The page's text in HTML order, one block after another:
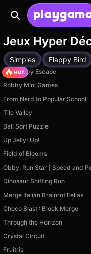
Jeux Hyper
Simples Flappy Bird
Your Obby Escape
Robby Mini Games
From Nerd to Popular School
Tile Valley
Ball Sort Puzzle
Up Jelly! Up!
Field of Blooms
Obby: Run Star | Speed and
Dinosaur Shifting Run
Merge Italian Brainrot Fellas
Choco Blast : Block Merge
Through the Horizon
Crystal Circuit
Fruitris